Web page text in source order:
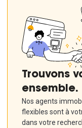
Trouvons
ensemble.
Nos agents
flexibles sont à
dans votre